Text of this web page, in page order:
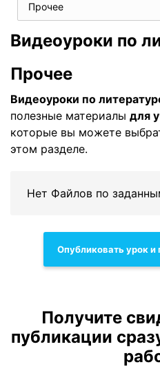
Прочее
Видеоуроки по
Прочее
Видеоуроки по
полезные материалы для
которые вы можете
этом разделе.
Нет Файлов по
Опубликовать урок и
Получите
публикации